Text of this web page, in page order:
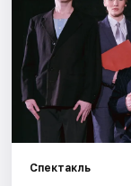
Квесты
Экскурсии
Спорт
События
Спектакль